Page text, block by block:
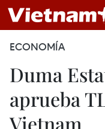
ECONOMÍA
Duma
aprueba
Vietnam